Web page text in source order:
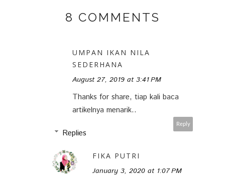
8 COMMENTS
UMPAN IKAN NILA
SEDERHANA
August 27, 2019 at 3:41 PM
Thanks for share, tiap kali baca
artikelnya menarik..
Reply
Replies
FIKA PUTRI
January 3, 2020 at 1:07 PM